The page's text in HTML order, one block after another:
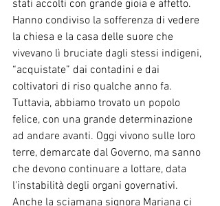
stati accolti con grande gioia e affetto.
Hanno condiviso la sofferenza di vedere
la chiesa e la casa delle suore che
vivevano lì bruciate dagli stessi indigeni,
“acquistate” dai contadini e dai
coltivatori di riso qualche anno fa.
Tuttavia, abbiamo trovato un popolo
felice, con una grande determinazione
ad andare avanti. Oggi vivono sulle loro
terre, demarcate dal Governo, ma sanno
che devono continuare a lottare, data
l'instabilità degli organi governativi.
Anche la sciamana signora Mariana ci